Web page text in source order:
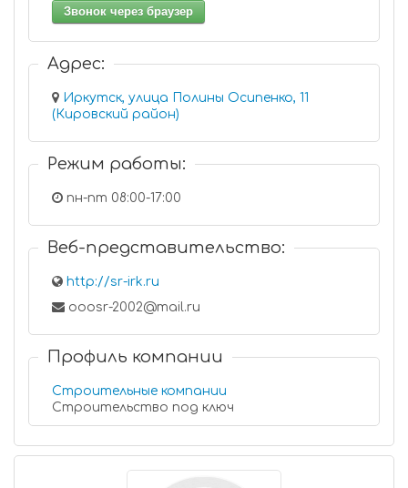
Звонок через браузер
Адрес:
Иркутск, улица Полины Осипенко, 11
(Кировский район)
Режим работы:
пн-пт 08:00-17:00
Веб-представительство:
http://sr-irk.ru
ooosr-2002@mail.ru
Профиль компании
Строительные компании
Строительство под ключ